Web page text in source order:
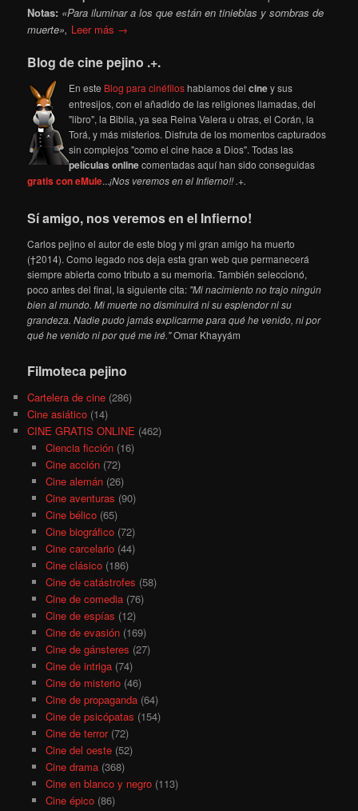
Notas: «Para iluminar a los que están en tinieblas y sombras de
muerte», Leer más →
Blog de cine pejino .+.
En este Blog para cinéfiloshablamos delciney sus
entresijos, con el añadido de las religiones llamadas, del
"libro", la Biblia, ya sea Reina Valera u otras, el Corán, la
Torá, y más misterios. Disfruta de los momentos capturados
sin complejos "como el cine hace a Dios". Todas las
películas onlinecomentadas aquí han sido conseguidas
gratis con eMule...¡Nos veremos en el Infierno!! .+.
Sí amigo, nos veremos en el Infierno!
Carlos pejino el autor de este blog y mi gran amigo ha muerto
(†2014). Como legado nos deja esta gran web que permanecerá
siempre abierta como tributo a su memoria. También seleccionó,
poco antes del final, la siguiente cita: "Mi nacimiento no trajo ningún
bien al mundo. Mi muerte no disminuirá ni su esplendor ni su
grandeza. Nadie pudo jamás explicarme para qué he venido, ni por
qué he venido ni por qué me iré."Omar Khayyám
Filmoteca pejino
Cartelera de cine (286)
Cine asiático (14)
CINE GRATIS ONLINE (462)
Ciencia ficción(16)
Cine acción(72)
Cine alemán(26)
Cine aventuras (90)
Cine bélico(65)
Cine biográfico(72)
Cine carcelario(44)
Cine clásico(186)
Cine de catástrofes (58)
Cine de comedia(76)
Cine de espías (12)
Cine de evasión(169)
Cine de gánsteres (27)
Cine de intriga(74)
Cine de misterio(46)
Cine de propaganda(64)
Cine de psicópatas (154)
Cine de terror(72)
Cine del oeste(52)
Cine drama(368)
Cine en blanco y negro(113)
Cine épico(86)